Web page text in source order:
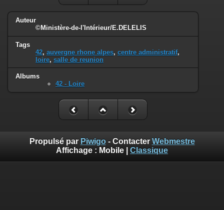
Auteur
©Ministère-de-l'Intérieur/E.DELELIS
Tags
42, auvergne rhone alpes, centre administratif,
loire, salle de reunion
Albums
42 - Loire
Propulsé par Piwigo- Contacter Webmestre
Affichage : Mobile Classique